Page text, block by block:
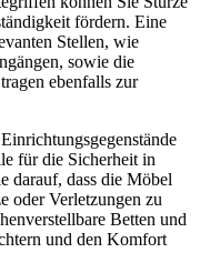
fördern. Eine
Stellen, wie
sowie die
ebenfalls zur
für die Sicherheit in
darauf, dass die Möbel
oder Verletzungen zu
Betten und
und den Komfort